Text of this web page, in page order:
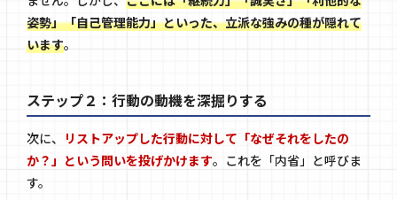
姿勢」「自己管理能力」といった、立派な強みの種が隠れて
います。
ステップ２：行動の動機を深掘りする
次に、
リストアップした行動に対して「なぜそれをしたの
か？」という問いを投げかけます。これを「内省」と呼びま
す。